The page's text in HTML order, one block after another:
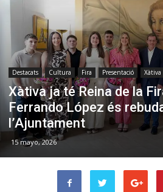
Destacats Cultura Fira Presentació Xàtiva
Xàtiva ja té Reina de la
Ferrando López és
l’Ajuntament
15 mayo, 2026